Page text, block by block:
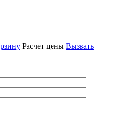
Расчет цены Вызвать